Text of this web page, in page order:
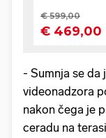
- Sumnja se
videonadzora
nakon čega je
ceradu na